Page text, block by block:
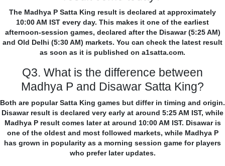
The Madhya P Satta King result is declared at approximately
10:00 AM IST every day. This makes it one of the earliest
afternoon-session games, declared after the Disawar (5:25 AM)
and Old Delhi (5:30 AM) markets. You can check the latest result
as soon as it is published on a1satta.com.
Q3. What is the difference between
Madhya P and Disawar Satta King?
Both are popular Satta King games but differ in timing and origin.
Disawar result is declared very early at around 5:25 AM IST, while
Madhya P result comes later at around 10:00 AM IST. Disawar is
one of the oldest and most followed markets, while Madhya P
has grown in popularity as a morning session game for players
who prefer later updates.